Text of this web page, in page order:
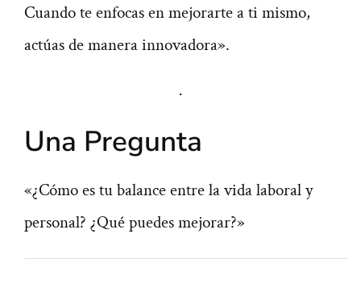
Cuando te enfocas en mejorarte a ti mismo,
actúas de manera innovadora».
·
Una Pregunta
«¿Cómo es tu balance entre la vida laboral y
personal? ¿Qué puedes mejorar?»